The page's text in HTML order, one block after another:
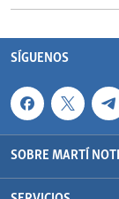
SÍGUENOS
SOBRE MARTÍ